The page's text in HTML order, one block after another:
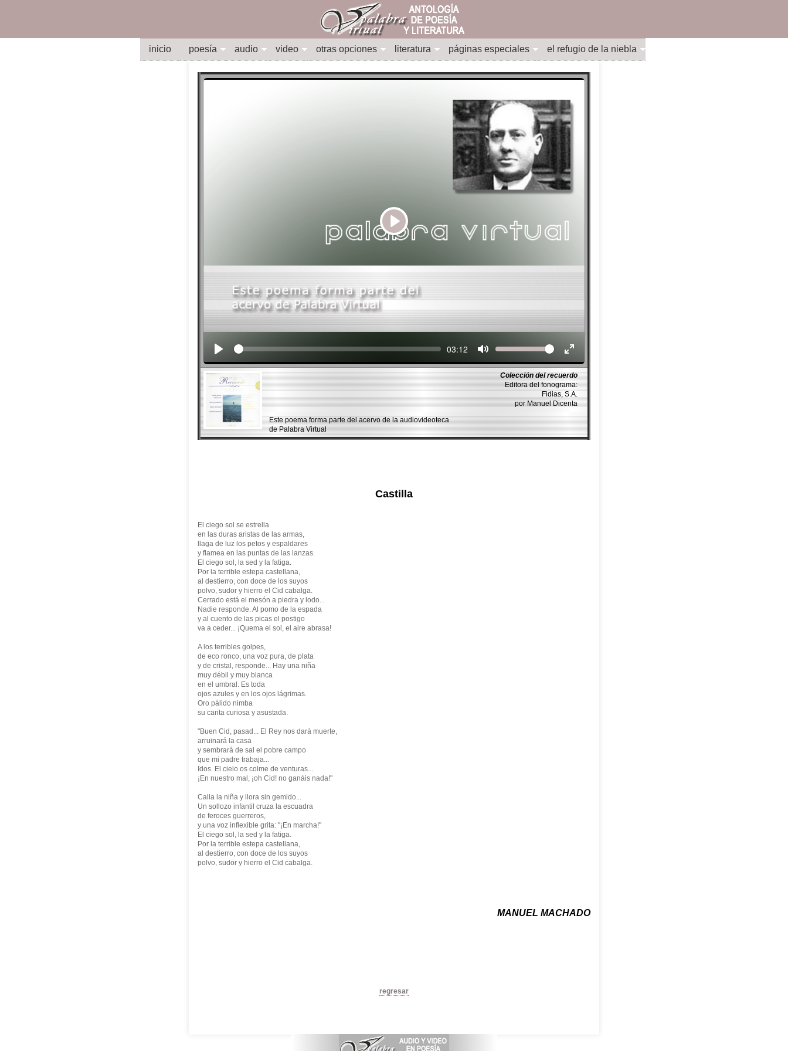
inicio poesía audio video otras opciones literatura páginas especiales el refugio de la niebla
Play
Seek Current
03:12 Volume
Colección del recuerdo
Editora del fonograma:
Fidias, S.A.
por Manuel Dicenta
Este poema forma parte del acervo de la audiovideoteca
de Palabra Virtual
Castilla
El ciego sol se estrella
en las duras aristas de las armas,
llaga de luz los petos y espaldares
y flamea en las puntas de las lanzas.
El ciego sol, la sed y la fatiga.
Por la terrible estepa castellana,
al destierro, con doce de los suyos
polvo, sudor y hierro el Cid cabalga.
Cerrado está el mesón a piedra y lodo...
Nadie responde. Al pomo de la espada
y al cuento de las picas el postigo
va a ceder... ¡Quema el sol, el aire abrasa!
A los terribles golpes,
de eco ronco, una voz pura, de plata
y de cristal, responde... Hay una niña
muy débil y muy blanca
en el umbral. Es toda
ojos azules y en los ojos lágrimas.
Oro pálido nimba
su carita curiosa y asustada.
"Buen Cid, pasad... El Rey nos dará muerte,
arruinará la casa
y sembrará de sal el pobre campo
que mi padre trabaja...
Idos. El cielo os colme de venturas...
¡En nuestro mal, ¡oh Cid! no ganáis nada!"
Calla la niña y llora sin gemido...
Un sollozo infantil cruza la escuadra
de feroces guerreros,
y una voz inflexible grita: "¡En marcha!"
El ciego sol, la sed y la fatiga.
Por la terrible estepa castellana,
al destierro, con doce de los suyos
polvo, sudor y hierro el Cid cabalga.
MANUEL MACHADO
regresar